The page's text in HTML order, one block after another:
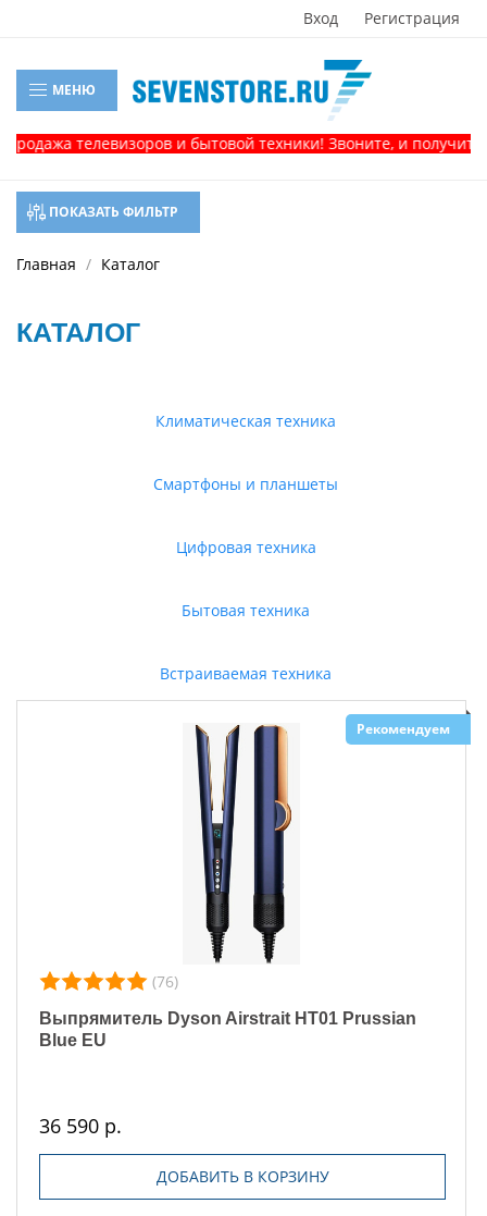
Вход Регистрация
МЕНЮ
телевизоров и бытовой техники! Звоните, и получите
ПОКАЗАТЬ ФИЛЬТР
Главная Каталог
КАТАЛОГ
Климатическая техника
Смартфоны и планшеты
Цифровая техника
Бытовая техника
Встраиваемая техника
Рекомендуем
(76)
Выпрямитель Dyson Airstrait HT01 Prussian
Blue EU
36 590 р.
ДОБАВИТЬ В КОРЗИНУ